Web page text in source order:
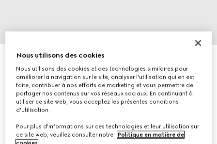
Lunettes de soleil rectangulaires
CHF 425
Déclinaisons doré clair
Nous utilisons des cookies
Nous utilisons des cookies et des technologies similaires pour
améliorer la navigation sur le site, analyser l'utilisation qui en est
faite, contribuer à nos efforts de marketing et vous permettre de
partager nos contenus sur vos réseaux sociaux. En continuant à
utiliser ce site web, vous acceptez les présentes conditions
d'utilisation.
Pour plus d'informations sur ces technologies et leur utilisation sur
ce site web, veuillez consulter notre
Politique en matière de